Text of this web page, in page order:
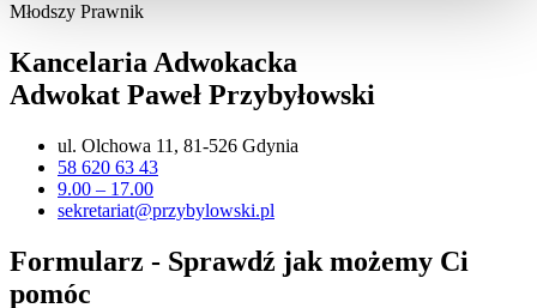
Młodszy Prawnik
Kancelaria Adwokacka
Adwokat Paweł Przybyłowski
ul. Olchowa 11, 81-526 Gdynia
58 620 63 43
9.00 – 17.00
sekretariat@przybylowski.pl
Formularz - Sprawdź jak możemy Ci
pomóc